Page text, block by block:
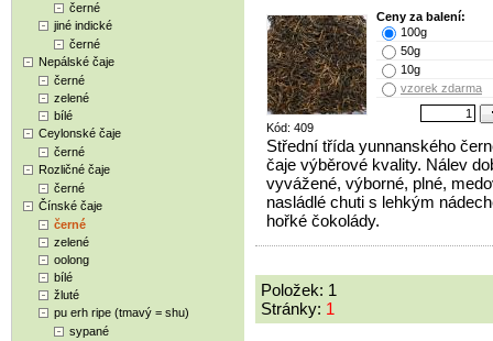
černé
jiné indické
černé
Nepálské čaje
černé
zelené
bílé
Ceylonské čaje
černé
Rozličné čaje
černé
Čínské čaje
černé
zelené
oolong
bílé
žluté
pu erh ripe (tmavý = shu)
sypané
Kód: 409
Ceny za balení:
100g
50g
10g
vzorek zdarma
Střední třída yunnanského
čaje výběrové kvality. Nálev
vyvážené, výborné, plné,
nasládlé chuti s lehkým
hořké čokolády.
Položek: 1
Stránky: 1